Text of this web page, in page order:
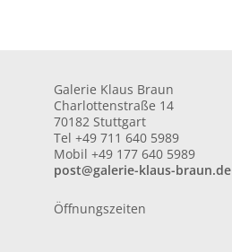
Galerie Klaus Braun
Charlottenstraße 14
70182 Stuttgart
Tel +49 711 640 5989
Mobil +49 177 640 5989
post@galerie-klaus-braun.de
Öffnungszeiten